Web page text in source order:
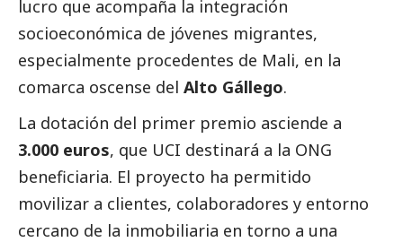
lucro que acompaña la integración
socioeconómica de jóvenes migrantes,
especialmente procedentes de Mali, en la
comarca oscense del Alto Gállego.
La dotación del primer premio asciende a
3.000 euros, que UCI destinará a la ONG
beneficiaria. El proyecto ha permitido
movilizar a clientes, colaboradores y entorno
cercano de la inmobiliaria en torno a una